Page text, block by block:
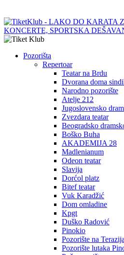
Pozorišta
Repertoar
Teatar na Brdu
Dvorana doma
Narodno pozorište
Atelje 212
Jugoslovensko
Zvezdara teatar
Beogradsko
Boško Buha
AKADEMIJA 28
Madlenianum
Odeon teatar
Slavija
Dorćol platz
Bitef teatar
Vuk Karadžić
Dom omladine
Kpgt
Duško Radović
Pinokio
Pozorište na
Pozorište lutaka